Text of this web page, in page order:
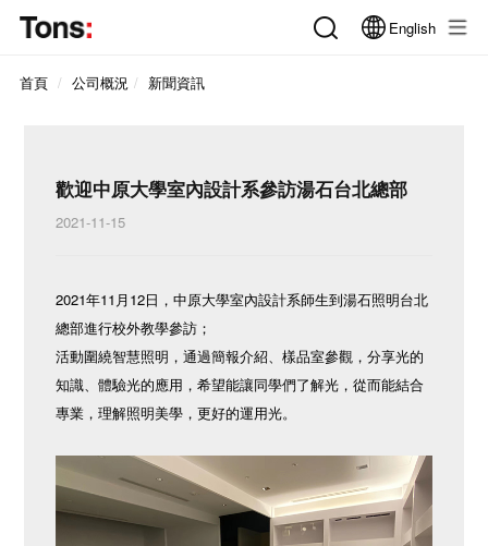
English
首頁 公司概況 新聞資訊
歡迎中原大學室內設計系參訪湯石台北總部
2021-11-15
2021年11月12日，中原大學室內設計系師生到湯石照明台北
總部進行校外教學參訪；
活動圍繞智慧照明，通過簡報介紹、樣品室參觀，分享光的
知識、體驗光的應用，希望能讓同學們了解光，從而能結合
專業，理解照明美學，更好的運用光。